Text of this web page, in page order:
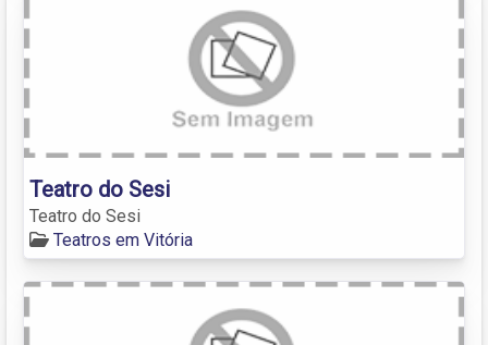
Teatro do Sesi
Teatro do Sesi
Teatros em Vitória